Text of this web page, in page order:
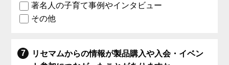
著名人の子育て事例やインタビュー
その他
リセマムからの情報が製品購入や入会・イベン